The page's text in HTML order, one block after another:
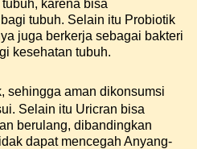
karena bisa
tubuh. Selain itu Probiotik
juga berkerja sebagai bakteri
kesehatan tubuh.
sehingga aman dikonsumsi
Selain itu Uricran bisa
berulang, dibandingkan
dapat mencegah Anyang-